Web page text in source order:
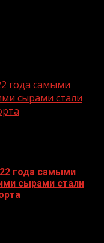
года самыми
сырами стали
года самыми
сырами стали